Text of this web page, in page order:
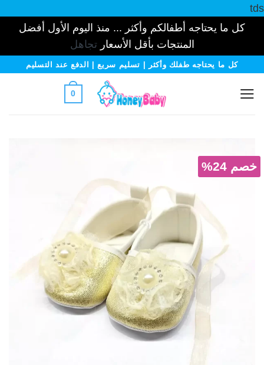
tds
كل ما يحتاجه أطفالكم وأكثر ... منذ اليوم الأول أفضل
المنتجات بأقل الأسعارتجاهل
تخطيكل ما يحتاجه طفلك وأكثر | تسليم سريع | الدفع عند التسليم
0
خصم 24%